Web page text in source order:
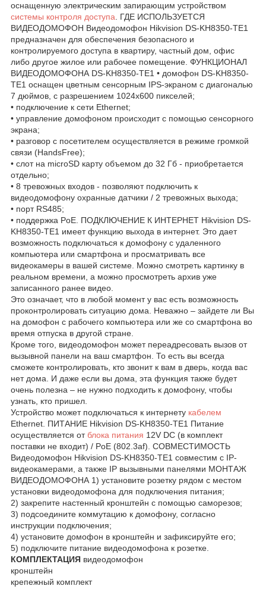
оснащенную электрическим запирающим устройством
системы контроля доступа. ГДЕ ИСПОЛЬЗУЕТСЯ
ВИДЕОДОМОФОН Видеодомофон Hikvision DS-KH8350-TE1
предназначен для обеспечения безопасного и
контролируемого доступа в квартиру, частный дом, офис
либо другое жилое или рабочее помещение. ФУНКЦИОНАЛ
ВИДЕОДОМОФОНА DS-KH8350-TE1 • домофон DS-KH8350-
TE1 оснащен цветным сенсорным IPS-экраном с диагональю
7 дюймов, с разрешением 1024х600 пикселей;
• подключение к сети Ethernet;
• управление домофоном происходит с помощью сенсорного
экрана;
• разговор с посетителем осуществляется в режиме громкой
связи (HandsFree);
• слот на microSD карту объемом до 32 Гб - приобретается
отдельно;
• 8 тревожных входов - позволяют подключить к
видеодомофону охранные датчики / 2 тревожных выхода;
• порт RS485;
• поддержка PoE. ПОДКЛЮЧЕНИЕ К ИНТЕРНЕТ Hikvision DS-
KH8350-TE1 имеет функцию выхода в интернет. Это дает
возможность подключаться к домофону с удаленного
компьютера или смартфона и просматривать все
видеокамеры в вашей системе. Можно смотреть картинку в
реальном времени, а можно просмотреть архив уже
записанного ранее видео.
Это означает, что в любой момент у вас есть возможность
проконтролировать ситуацию дома. Неважно – зайдете ли Вы
на домофон с рабочего компьютера или же со смартфона во
время отпуска в другой стране.
Кроме того, видеодомофон может переадресовать вызов от
вызывной панели на ваш смартфон. То есть вы всегда
сможете контролировать, кто звонит к вам в дверь, когда вас
нет дома. И даже если вы дома, эта функция также будет
очень полезна – не нужно подходить к домофону, чтобы
узнать, кто пришел.
Устройство может подключаться к интернету кабелем
Ethernet. ПИТАНИЕ Hikvision DS-KH8350-TE1 Питание
осуществляется отблока питания 12V DC (в комплект
поставки не входит) / PoE (802.3af). СОВМЕСТИМОСТЬ
Видеодомофон Hikvision DS-KH8350-TE1 совместим с IP-
видеокамерами, а также IP вызывными панелями МОНТАЖ
ВИДЕОДОМОФОНА 1) установите розетку рядом с местом
установки видеодомофона для подключения питания;
2) закрепите настенный кронштейн с помощью саморезов;
3) подсоедините коммутацию к домофону, согласно
инструкции подключения;
4) установите домофон в кронштейн и зафиксируйте его;
5) подключите питание видеодомофона к розетке.
КОМПЛЕКТАЦИЯ видеодомофон
кронштейн
крепежный комплект